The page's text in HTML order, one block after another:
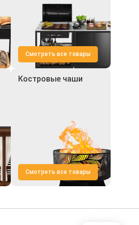
Смотреть все товары
Костровые чаши
Смотреть все товары